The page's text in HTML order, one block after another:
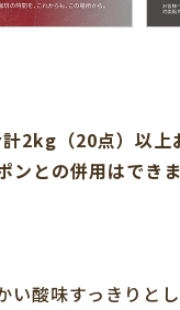
2kg（20点）以上
との併用はでき
酸味すっきりと